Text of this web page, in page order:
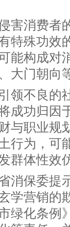
害消费者
特殊功效
能构成对
大门朝向
领不良的
成功归因
与职业规
行为，可
群体性效
消保委提
学营销的
市绿化条